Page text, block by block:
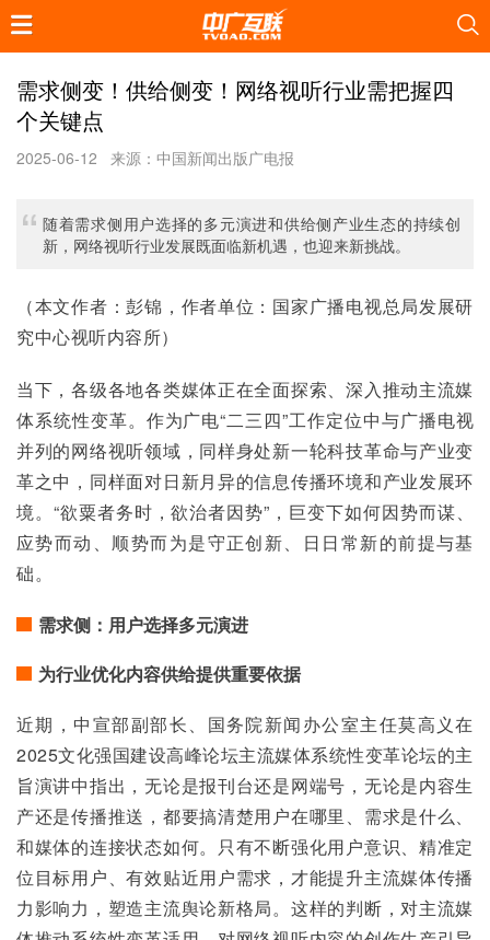
需求侧变！供给侧变！网络视听行业需把握四
个关键点
2025-06-12 来源：中国新闻出版广电报
随着需求侧用户选择的多元演进和供给侧产业生态的持续创
新，网络视听行业发展既面临新机遇，也迎来新挑战。
（本文作者：彭锦，作者单位：国家广播电视总局发展研
究中心视听内容所）
当下，各级各地各类媒体正在全面探索、深入推动主流媒
体系统性变革。作为广电“二三四”工作定位中与广播电视
并列的网络视听领域，同样身处新一轮科技革命与产业变
革之中，同样面对日新月异的信息传播环境和产业发展环
境。“欲粟者务时，欲治者因势”，巨变下如何因势而谋、
应势而动、顺势而为是守正创新、日日常新的前提与基
础。
需求侧：用户选择多元演进
为行业优化内容供给提供重要依据
近期，中宣部副部长、国务院新闻办公室主任莫高义在
2025文化强国建设高峰论坛主流媒体系统性变革论坛的主
旨演讲中指出，无论是报刊台还是网端号，无论是内容生
产还是传播推送，都要搞清楚用户在哪里、需求是什么、
和媒体的连接状态如何。只有不断强化用户意识、精准定
位目标用户、有效贴近用户需求，才能提升主流媒体传播
力影响力，塑造主流舆论新格局。这样的判断，对主流媒